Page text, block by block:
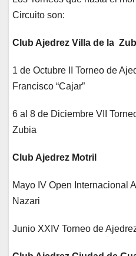
Circuito son:
Club Ajedrez Villa de la
1 de Octubre II Torneo de
Francisco “Cajar”
6 al 8 de Diciembre VII
Zubia
Club Ajedrez Motril
Mayo IV Open Internacional
Nazari
Junio XXIV Torneo de